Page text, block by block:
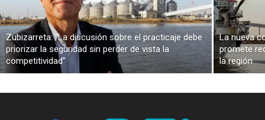
Zubizarreta: “La discusión sobre el practicaje debe
priorizar la seguridad sin perder de vista la
competitividad”
La nueva
promete
la región